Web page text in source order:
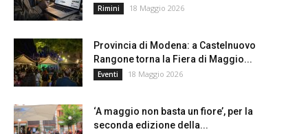
Rimini 18 Maggio 2026
Provincia di Modena: a Castelnuovo
Rangone torna la Fiera di Maggio...
Eventi 18 Maggio 2026
‘A maggio non basta un fiore’, per la
seconda edizione della...